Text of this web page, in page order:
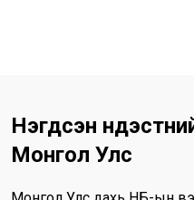
Нэгдсэн
Монгол Улс